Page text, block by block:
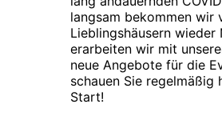
langsam bekommen wir
Lieblingshäusern wieder
erarbeiten wir mit
neue Angebote für die
schauen Sie regelmäßig
Start!